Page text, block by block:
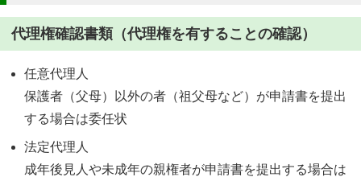
代理権確認書類（代理権を有することの確認）
任意代理人
保護者（父母）以外の者（祖父母など）が申請書を提出
する場合は委任状
法定代理人
成年後見人や未成年の親権者が申請書を提出する場合は